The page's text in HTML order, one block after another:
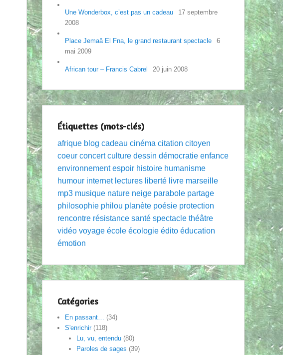
Une Wonderbox, c’est pas un cadeau
17 septembre
2008
Place Jemaâ El Fna, le grand restaurant spectacle
6
mai 2009
African tour – Francis Cabrel 20 juin 2008
Étiquettes (mots-clés)
afrique blog cadeau cinéma citation citoyen
coeur concert culture dessin démocratie enfance
environnement espoir histoire humanisme
humour internet lectures liberté livre marseille
mp3 musique nature neige parabole partage
philosophie philou planète poésie protection
rencontre résistance santé spectacle théâtre
vidéo voyage école écologie édito éducation
émotion
Catégories
En passant… (34)
S'enrichir(118)
Lu, vu, entendu(80)
Paroles de sages (39)